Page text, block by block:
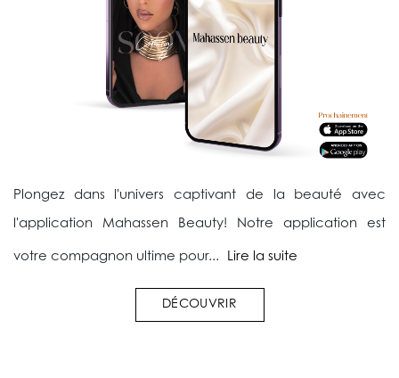
Plongez dans l'univers captivant de la beauté avec
l'application Mahassen Beauty! Notre application est
votre compagnon ultime pour... Lire la suite
DÉCOUVRIR